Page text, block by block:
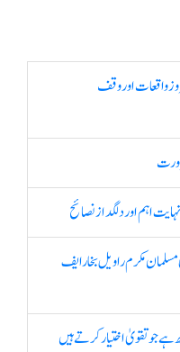
افروز واقعات اور وقف
مسلمان مکرم راویل بخارایف
ساتھ ہے جو تقویٰ اختیار کرتے ہیں